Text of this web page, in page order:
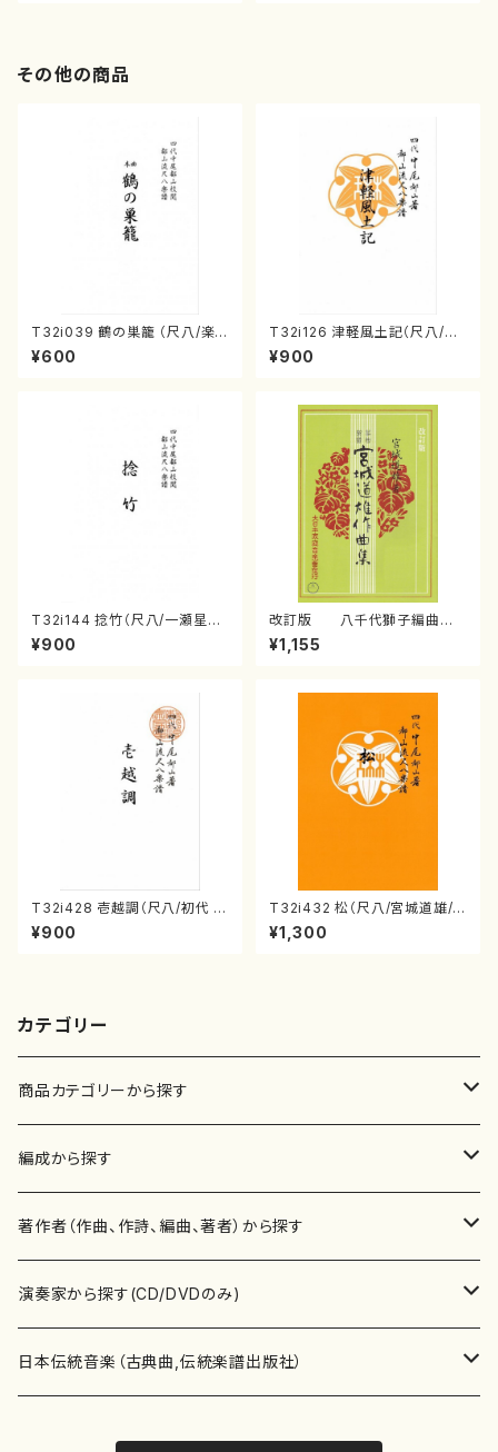
その他の商品
T32i039 鶴の巣籠 （尺八/楽
譜）都山no.38
¥600
T32i126 津軽風土記（尺八/野
村峰山/尺八/都山式譜）都山流
公刊楽譜曲番:575
¥900
T32i144 捻竹（尺八/一瀬星山/
尺八/都山式譜）都山流公刊楽譜
曲番:593
¥900
改訂版 八千代獅子編曲
（編曲八千代獅子）(/宮城道
雄/楽譜）
¥1,155
T32i428 壱越調（尺八/初代 中
村双葉/楽譜）都山流公刊楽譜曲
番:2133
¥900
T32i432 松（尺八/宮城道雄/
楽譜）都山流公刊楽譜曲番:213
8
¥1,300
カテゴリー
商品カテゴリーから探す
楽譜
書籍
書籍
テキストブック
CD・DVD
チケット
編成から探す
邦楽器
箏・琴（ソロ）
箏・琴（合奏）
合唱
混声合唱
歌・声
著作者（作曲、作詩、編曲、著者）から探す
あ行
青木省三(アオキ ショウゾウ)
か行
演奏家から探す(CD/DVDのみ)
邦楽（箏、三味線、尺八等）演奏家
日本伝統音楽（古典曲,伝統楽譜出版社）